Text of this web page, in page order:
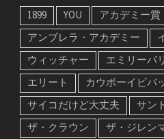
1899 YOU アカデミー賞
アンブレラ・アカデミー
ウィッチャー
エミリーパ
エリート
カウボーイビバ
サイコだけど大丈夫
サン
ザ・クラウン
ザ・ジレン